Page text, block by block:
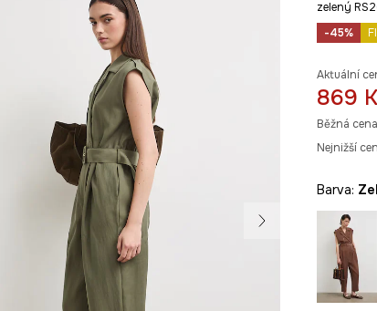
zelený
-45%
Aktuální
869
Běžná
Nejnižší
Barva: